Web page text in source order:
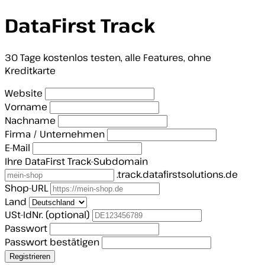
DataFirst Track
30 Tage kostenlos testen, alle Features, ohne
Kreditkarte
Website
Vorname
Nachname
Firma / Unternehmen
E-Mail
Ihre DataFirst Track-Subdomain
.track.datafirstsolutions.de
Shop-URL
Land
USt-IdNr.(optional)
Passwort
Passwort bestätigen
Registrieren